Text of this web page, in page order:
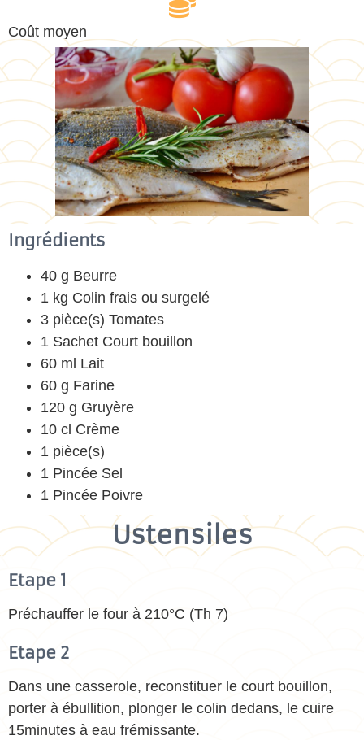
Coût moyen
Ingrédients
40 g Beurre
1 kg Colin frais ou surgelé
3 pièce(s) Tomates
1 Sachet Court bouillon
60 ml Lait
60 g Farine
120 g Gruyère
10 cl Crème
1 pièce(s)
1 Pincée Sel
1 Pincée Poivre
Ustensiles
Etape 1
Préchauffer le four à 210°C (Th 7)
Etape 2
Dans une casserole, reconstituer le court bouillon,
porter à ébullition, plonger le colin dedans, le cuire
15minutes à eau frémissante.